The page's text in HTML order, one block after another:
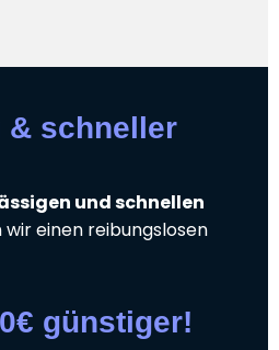
& schneller
und schnellen
einen reibungslosen
günstiger!